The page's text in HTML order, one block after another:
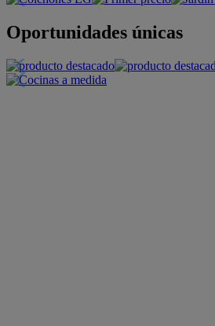
Oportunidades únicas